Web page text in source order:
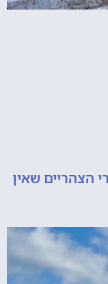
שאין